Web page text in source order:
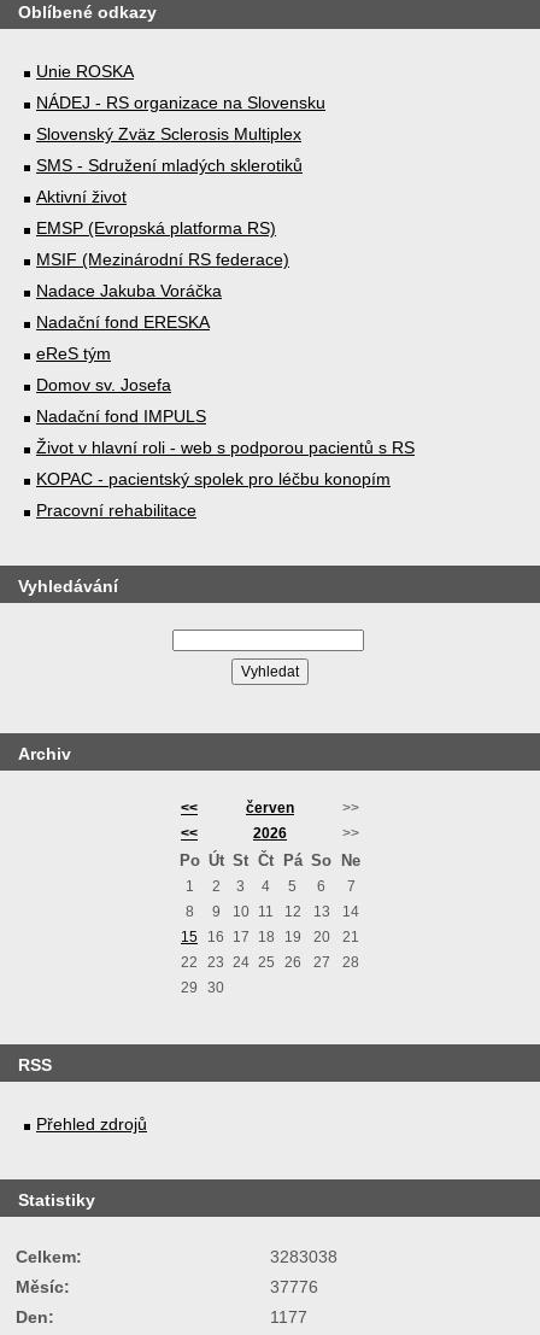
Oblíbené odkazy
Unie ROSKA
NÁDEJ - RS organizace na Slovensku
Slovenský Zväz Sclerosis Multiplex
SMS - Sdružení mladých sklerotiků
Aktivní život
EMSP (Evropská platforma RS)
MSIF (Mezinárodní RS federace)
Nadace Jakuba Voráčka
Nadační fond ERESKA
eReS tým
Domov sv. Josefa
Nadační fond IMPULS
Život v hlavní roli - web s podporou pacientů s RS
KOPAC - pacientský spolek pro léčbu konopím
Pracovní rehabilitace
Vyhledávání
Archiv
<< červen
>>
<<
2026 >>
Po Út St Čt Pá So Ne
1 2 3 4 5 6
7
8
9 10 11 12 13
14
15
16 17 18 19 20
21
22
23 24 25 26 27
28
29
30
RSS
Přehled zdrojů
Statistiky
Celkem:
3283038
Měsíc:
37776
Den:
1177